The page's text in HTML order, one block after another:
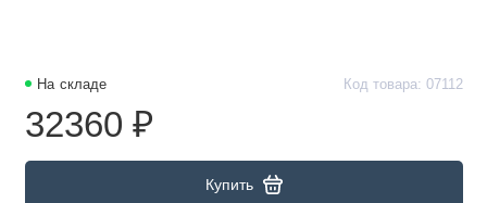
На складе Код товара: 07112
32360 ₽
Купить